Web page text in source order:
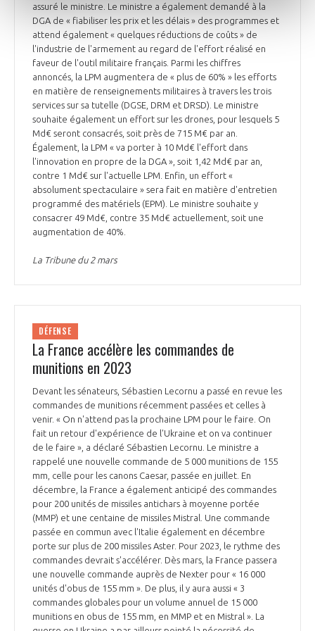
assuré le ministre. Le ministre a également demandé à la
DGA de « fiabiliser les prix et les délais » des programmes et
attend également « quelques réductions de coûts » de
l'industrie de l'armement au regard de l'effort réalisé en
faveur de l'outil militaire français. Parmi les chiffres
annoncés, la LPM augmentera de « plus de 60% » les efforts
en matière de renseignements militaires à travers les trois
services sur sa tutelle (DGSE, DRM et DRSD). Le ministre
souhaite également un effort sur les drones, pour lesquels 5
Md€ seront consacrés, soit près de 715 M€ par an.
Également, la LPM « va porter à 10 Md€ l'effort dans
l'innovation en propre de la DGA », soit 1,42 Md€ par an,
contre 1 Md€ sur l'actuelle LPM. Enfin, un effort «
absolument spectaculaire » sera fait en matière d'entretien
programmé des matériels (EPM). Le ministre souhaite y
consacrer 49 Md€, contre 35 Md€ actuellement, soit une
augmentation de 40%.
La Tribune du 2 mars
DÉFENSE
La France accélère les commandes de
munitions en 2023
Devant les sénateurs, Sébastien Lecornu a passé en revue les
commandes de munitions récemment passées et celles à
venir. « On n'attend pas la prochaine LPM pour le faire. On
fait un retour d'expérience de l'Ukraine et on va continuer
de le faire », a déclaré Sébastien Lecornu. Le ministre a
rappelé une nouvelle commande de 5 000 munitions de 155
mm, celle pour les canons Caesar, passée en juillet. En
décembre, la France a également anticipé des commandes
pour 200 unités de missiles antichars à moyenne portée
(MMP) et une centaine de missiles Mistral. Une commande
passée en commun avec l'Italie également en décembre
porte sur plus de 200 missiles Aster. Pour 2023, le rythme des
commandes devrait s'accélérer. Dès mars, la France passera
une nouvelle commande auprès de Nexter pour « 16 000
unités d'obus de 155 mm ». De plus, il y aura aussi « 3
commandes globales pour un volume annuel de 15 000
munitions en obus de 155 mm, en MMP et en Mistral ». La